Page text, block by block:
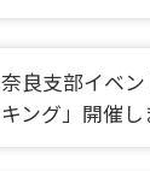
奈良支部イベ
キング」開催